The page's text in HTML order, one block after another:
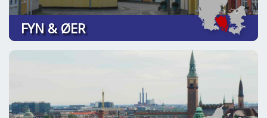
FYN & ØER